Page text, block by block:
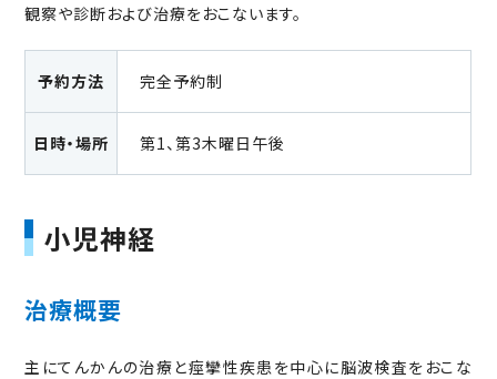
観察や診断および治療をおこないます。
予約方法 完全予約制
日時・場所 第1、第3木曜日午後
小児神経
治療概要
主にてんかんの治療と痙攣性疾患を中心に脳波検査をおこな